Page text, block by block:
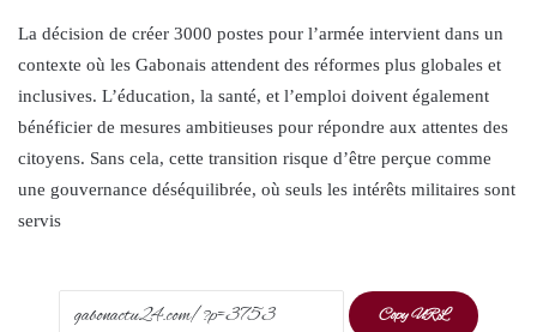
La décision de créer 3000 postes pour l’armée intervient dans un
contexte où les Gabonais attendent des réformes plus globales et
inclusives. L’éducation, la santé, et l’emploi doivent également
bénéficier de mesures ambitieuses pour répondre aux attentes des
citoyens. Sans cela, cette transition risque d’être perçue comme
une gouvernance déséquilibrée, où seuls les intérêts militaires sont
servis
Copy URL